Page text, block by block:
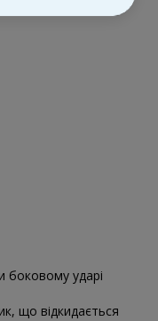
боковому ударі
що відкидається